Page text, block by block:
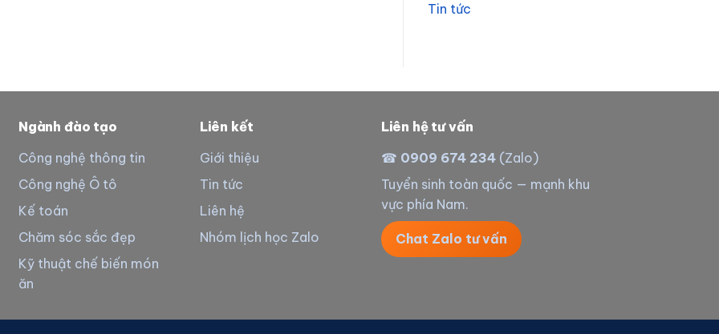
Tin tức
Ngành đào tạo
Công nghệ thông tin
Công nghệ Ô tô
Kế toán
Chăm sóc sắc đẹp
Kỹ thuật chế biến món
ăn
Liên kết
Giới thiệu
Tin tức
Liên hệ
Nhóm lịch học Zalo
Liên hệ tư vấn
☎ 0909 674 234(Zalo)
Tuyển sinh toàn quốc — mạnh khu
vực phía Nam.
Chat Zalo tư vấn